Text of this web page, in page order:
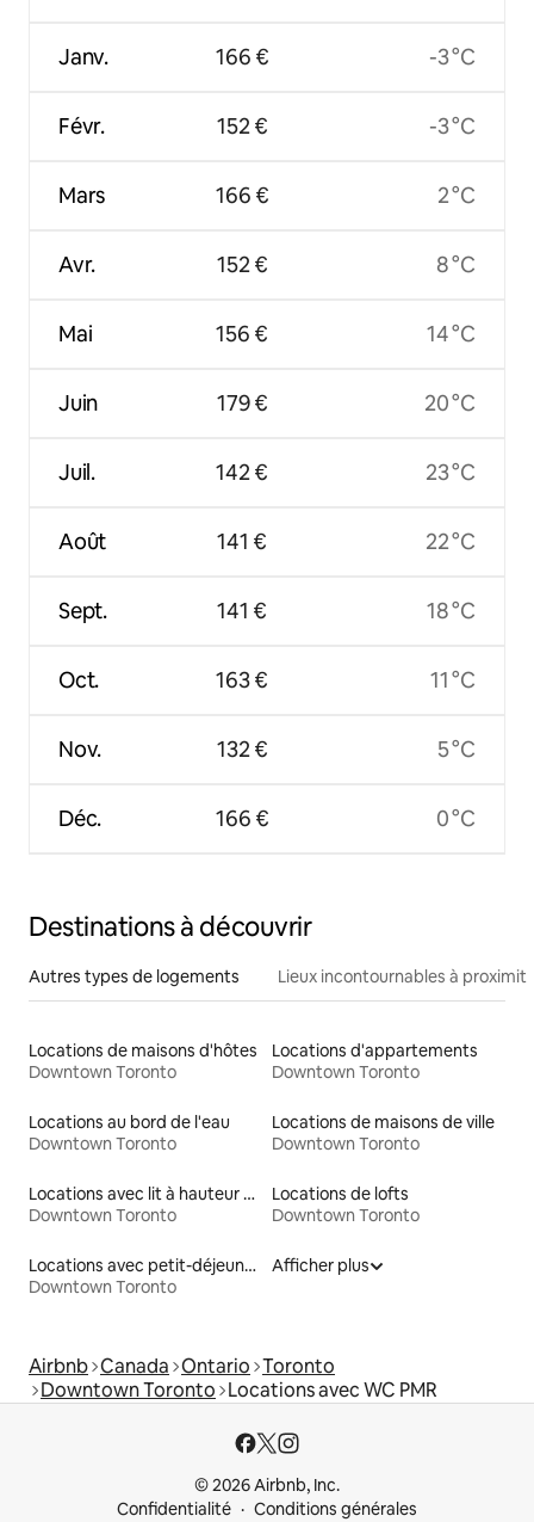
Janv.
Févr.
Mars
Avr.
Mai
Juin
Juil.
Août
Sept.
Oct.
Nov.
Déc.
166 €
152 €
166 €
152 €
156 €
179 €
142 €
141 €
141 €
163 €
132 €
166 €
-3 °C
-3 °C
2 °C
8 °C
14 °C
20 °C
23 °C
22 °C
18 °C
11 °C
5 °C
0 °C
Destinations à découvrir
Autres types de logements Lieux incontournables à
Locations de maisons d'hôtes
Downtown Toronto
Locations d'appartements
Downtown Toronto
Locations au bord de l'eau
Downtown Toronto
Locations de maisons de ville
Downtown Toronto
Locations avec lit à hauteur adaptée
Downtown Toronto
Locations de lofts
Downtown Toronto
Locations avec petit-déjeuner
Downtown Toronto
Afficher plus
Airbnb Canada Ontario Toronto
Downtown Toronto Locations avec WC PMR
© 2026 Airbnb, Inc.
Confidentialité
Conditions générales